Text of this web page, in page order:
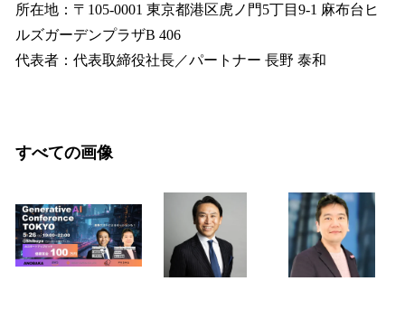
所在地：〒105-0001 東京都港区虎ノ門5丁目9-1 麻布台ヒ
ルズガーデンプラザB 406
代表者：代表取締役社長／パートナー 長野 泰和
すべての画像